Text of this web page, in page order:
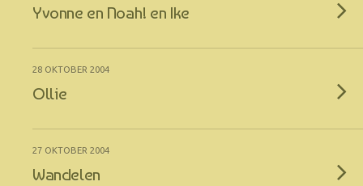
Yvonne en Noah! en Ike
28 OKTOBER 2004
Ollie
27 OKTOBER 2004
Wandelen